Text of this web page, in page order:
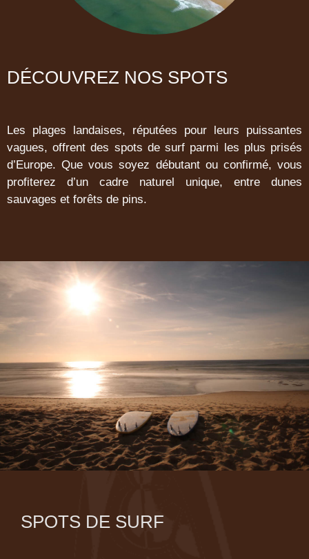
DÉCOUVREZ NOS SPOTS
Les plages landaises, réputées pour leurs puissantes
vagues, offrent des spots de surf parmi les plus prisés
d’Europe. Que vous soyez débutant ou confirmé, vous
profiterez d’un cadre naturel unique, entre dunes
sauvages et forêts de pins.
SPOTS DE SURF